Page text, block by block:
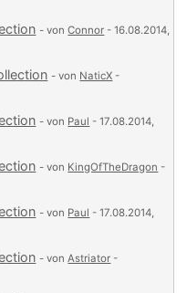
- vonConnor - 16.08.2014,
- von NaticX -
- von Paul - 17.08.2014,
- von KingOfTheDragon -
- von Paul - 17.08.2014,
- vonAstriator -